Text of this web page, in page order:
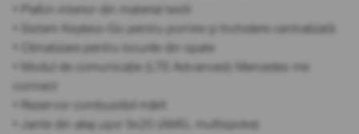
• Plafon interior din material textil
• Sistem Keyless-Go pentru pornire și închidere centralizată
• Climatizare pentru locurile din spate
• Modul de comunicație (LTE Advanced) Mercedes me
connect
• Rezervor combustibil mărit
• Jante din aliaj ușor 9x20 (AMG, multispoke)